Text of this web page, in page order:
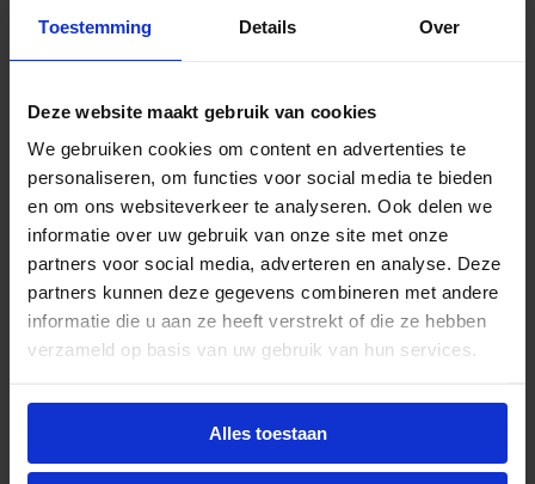
Toestemming Details Over
Deze website maakt gebruik van cookies
We gebruiken cookies om content en advertenties te
personaliseren, om functies voor social media te bieden
en om ons websiteverkeer te analyseren. Ook delen we
informatie over uw gebruik van onze site met onze
partners voor social media, adverteren en analyse. Deze
partners kunnen deze gegevens combineren met andere
informatie die u aan ze heeft verstrekt of die ze hebben
verzameld op basis van uw gebruik van hun services.
Alles toestaan
fluorescentielamp met middelhoog tot hoog
vermogen die typisch wordt gebruikt in
winkel-, horeca- en kantoortoepassingen die
hogere verlichtingsniveaus vereisen. De
oorspronkelijk door Philips uitgevonden
brugtechnologie garandeert optimale prestaties in
de toepassing, wat meer licht en een hoger
rendement mogelijk maakt dan de gebogen
technologie. Hij is ontworpen om te kunnen
werken op zowel elektromagnetische als
elektronische HF-VSA’s en wordt geleverd met een
Het einde van traditionelePL-lampen